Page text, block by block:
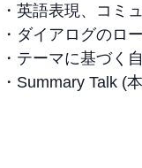
・英語表現、コミ
・ダイアログのロ
・テーマに基づく
・Summary Talk (